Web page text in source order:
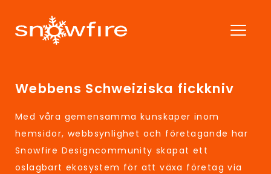
Webbens Schweiziska fickkniv
Med våra gemensamma kunskaper inom
hemsidor, webbsynlighet och företagande har
Snowfire Designcommunity skapat ett
oslagbart ekosystem för att växa företag via